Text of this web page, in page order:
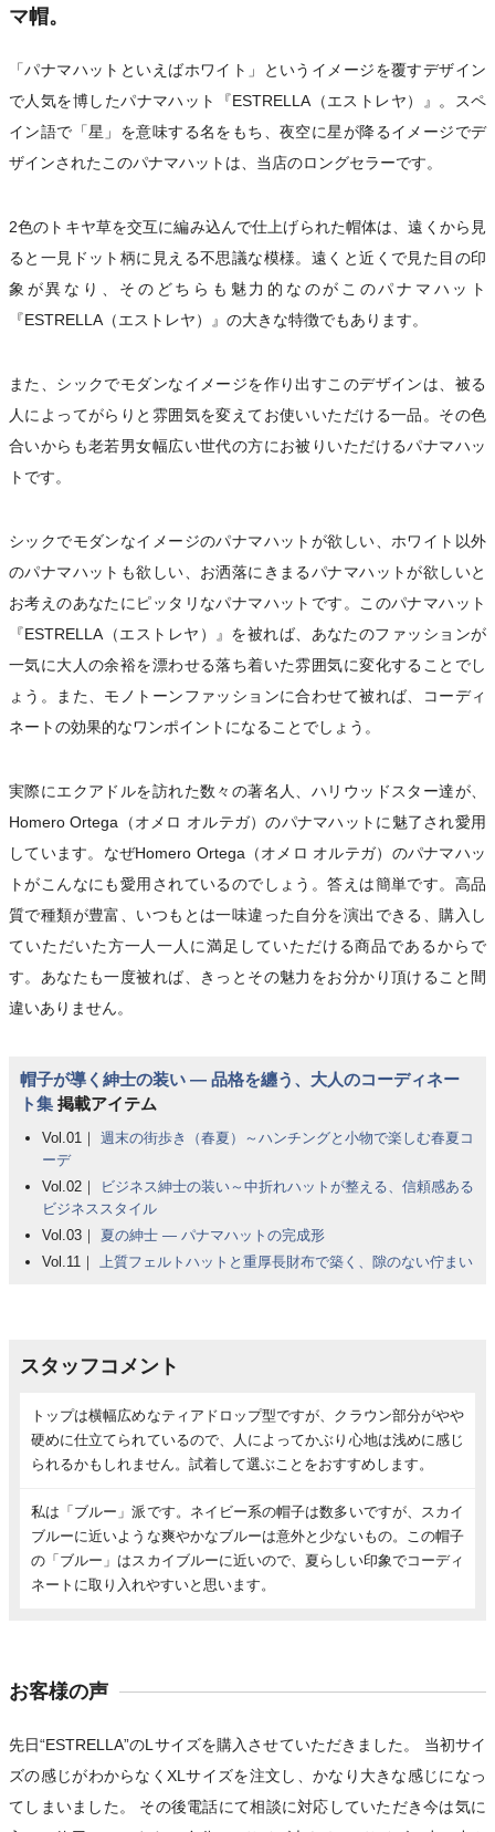
マ帽。
「パナマハットといえばホワイト」というイメージを覆すデザイン
で人気を博したパナマハット『ESTRELLA（エストレヤ）』。スペ
イン語で「星」を意味する名をもち、夜空に星が降るイメージでデ
ザインされたこのパナマハットは、当店のロングセラーです。
2色のトキヤ草を交互に編み込んで仕上げられた帽体は、遠くから見
ると一見ドット柄に見える不思議な模様。遠くと近くで見た目の印
象が異なり、そのどちらも魅力的なのがこのパナマハット
『ESTRELLA（エストレヤ）』の大きな特徴でもあります。
また、シックでモダンなイメージを作り出すこのデザインは、被る
人によってがらりと雰囲気を変えてお使いいただける一品。その色
合いからも老若男女幅広い世代の方にお被りいただけるパナマハッ
トです。
シックでモダンなイメージのパナマハットが欲しい、ホワイト以外
のパナマハットも欲しい、お洒落にきまるパナマハットが欲しいと
お考えのあなたにピッタリなパナマハットです。このパナマハット
『ESTRELLA（エストレヤ）』を被れば、あなたのファッションが
一気に大人の余裕を漂わせる落ち着いた雰囲気に変化することでし
ょう。また、モノトーンファッションに合わせて被れば、コーディ
ネートの効果的なワンポイントになることでしょう。
実際にエクアドルを訪れた数々の著名人、ハリウッドスター達が、
Homero Ortega（オメロ オルテガ）のパナマハットに魅了され愛用
しています。なぜHomero Ortega（オメロ オルテガ）のパナマハッ
トがこんなにも愛用されているのでしょう。答えは簡単です。高品
質で種類が豊富、いつもとは一味違った自分を演出できる、購入し
ていただいた方一人一人に満足していただける商品であるからで
す。あなたも一度被れば、きっとその魅力をお分かり頂けること間
違いありません。
帽子が導く紳士の装い ― 品格を纏う、大人のコーディネー
ト集 掲載アイテム
Vol.01｜ 週末の街歩き（春夏）～ハンチングと小物で楽しむ春夏コ
ーデ
Vol.02｜
ビジネス紳士の装い～中折れハットが整える、信頼感ある
ビジネススタイル
Vol.03｜ 夏の紳士 ― パナマハットの完成形
Vol.11｜ 上質フェルトハットと重厚長財布で築く、隙のない佇まい
スタッフコメント
トップは横幅広めなティアドロップ型ですが、クラウン部分がやや
硬めに仕立てられているので、人によってかぶり心地は浅めに感じ
られるかもしれません。試着して選ぶことをおすすめします。
私は「ブルー」派です。ネイビー系の帽子は数多いですが、スカイ
ブルーに近いような爽やかなブルーは意外と少ないもの。この帽子
の「ブルー」はスカイブルーに近いので、夏らしい印象でコーディ
ネートに取り入れやすいと思います。
お客様の声
先日“ESTRELLA”のLサイズを購入させていただきました。 当初サイ
ズの感じがわからなくXLサイズを注文し、かなり大きな感じになっ
てしまいました。 その後電話にて相談に対応していただき今は気に